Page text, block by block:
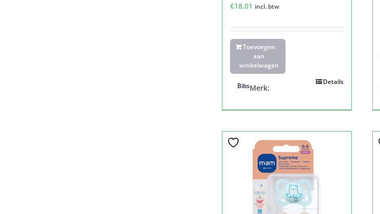
€18,01 incl. btw
Toevoegen
aan
winkelwagen
Details
Merk:
Bibs